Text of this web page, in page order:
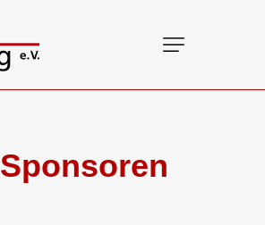
Sponsoren